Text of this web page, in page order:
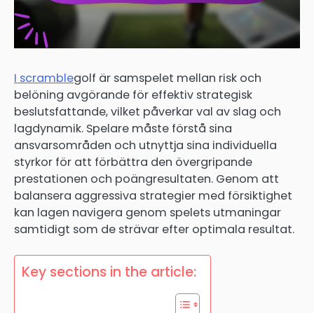
I scramblegolf är samspelet mellan risk och
belöning avgörande för effektiv strategisk
beslutsfattande, vilket påverkar val av slag och
lagdynamik. Spelare måste förstå sina
ansvarsområden och utnyttja sina individuella
styrkor för att förbättra den övergripande
prestationen och poängresultaten. Genom att
balansera aggressiva strategier med försiktighet
kan lagen navigera genom spelets utmaningar
samtidigt som de strävar efter optimala resultat.
Key sections in the article: